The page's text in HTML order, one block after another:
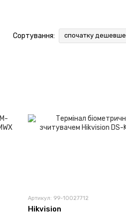
Сортування: спочатку дешевше
Артикул: 99-10027712
Hikvision